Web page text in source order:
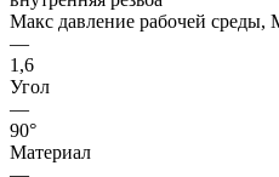
Макс давление рабочей среды,
—
1,6
Угол
—
90°
Материал